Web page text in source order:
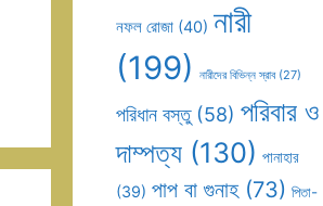
নফল রোজা (40) নারী
(199) নারীদের বিভিন্ন স্রাব(27)
পরিধান বস্তু(58) পরিবার ও
দাম্পত্য (130) পানাহার
(39) পাপ বা গুনাহ(73) পিতা-